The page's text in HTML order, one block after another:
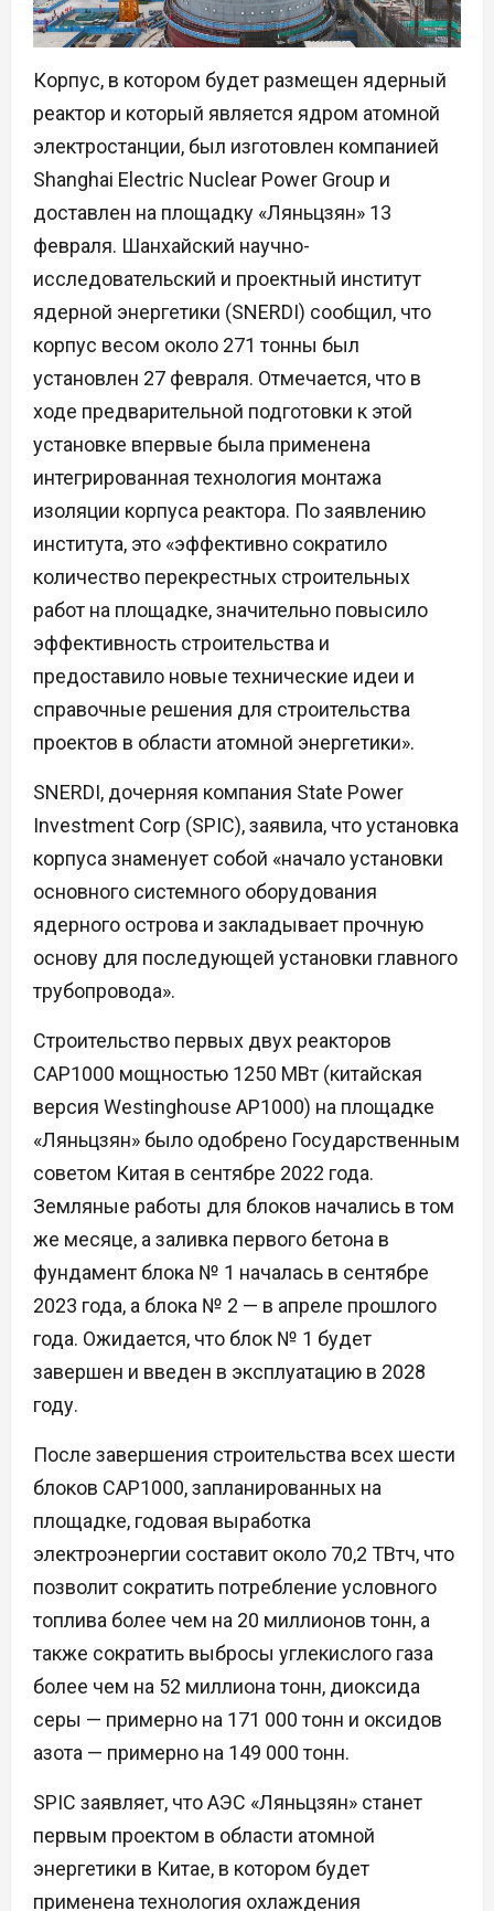
Корпус, в котором будет размещен ядерный
реактор и который является ядром атомной
электростанции, был изготовлен компанией
Shanghai Electric Nuclear Power Group и
доставлен на площадку «Ляньцзян» 13
февраля. Шанхайский научно-
исследовательский и проектный институт
ядерной энергетики (SNERDI) сообщил, что
корпус весом около 271 тонны был
установлен 27 февраля. Отмечается, что в
ходе предварительной подготовки к этой
установке впервые была применена
интегрированная технология монтажа
изоляции корпуса реактора. По заявлению
института, это «эффективно сократило
количество перекрестных строительных
работ на площадке, значительно повысило
эффективность строительства и
предоставило новые технические идеи и
справочные решения для строительства
проектов в области атомной энергетики».
SNERDI, дочерняя компания State Power
Investment Corp (SPIC), заявила, что установка
корпуса знаменует собой «начало установки
основного системного оборудования
ядерного острова и закладывает прочную
основу для последующей установки главного
трубопровода».
Строительство первых двух реакторов
CAP1000 мощностью 1250 МВт (китайская
версия Westinghouse AP1000) на площадке
«Ляньцзян» было одобрено Государственным
советом Китая в сентябре 2022 года.
Земляные работы для блоков начались в том
же месяце, а заливка первого бетона в
фундамент блока № 1 началась в сентябре
2023 года, а блока № 2 — в апреле прошлого
года. Ожидается, что блок № 1 будет
завершен и введен в эксплуатацию в 2028
году.
После завершения строительства всех шести
блоков CAP1000, запланированных на
площадке, годовая выработка
электроэнергии составит около 70,2 ТВтч, что
позволит сократить потребление условного
топлива более чем на 20 миллионов тонн, а
также сократить выбросы углекислого газа
более чем на 52 миллиона тонн, диоксида
серы — примерно на 171 000 тонн и оксидов
азота — примерно на 149 000 тонн.
SPIC заявляет, что АЭС «Ляньцзян» станет
первым проектом в области атомной
энергетики в Китае, в котором будет
применена технология охлаждения